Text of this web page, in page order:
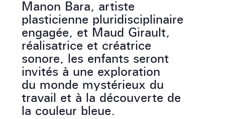
Manon Bara, artiste
plasticienne pluridisciplinaire
engagée, et Maud Girault,
réalisatrice et créatrice
sonore, les enfants seront
invités à une exploration
du monde mystérieux du
travail et à la découverte de
la couleur bleue.